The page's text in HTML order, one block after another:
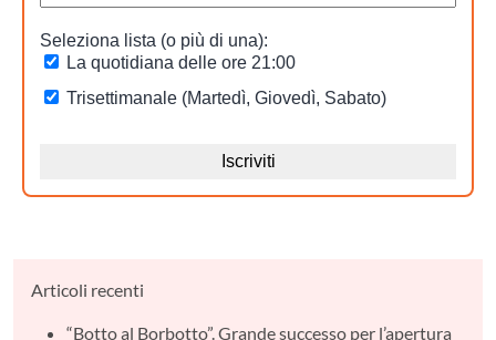
Articoli recenti
“Botto al Borbotto”. Grande successo per l’apertura